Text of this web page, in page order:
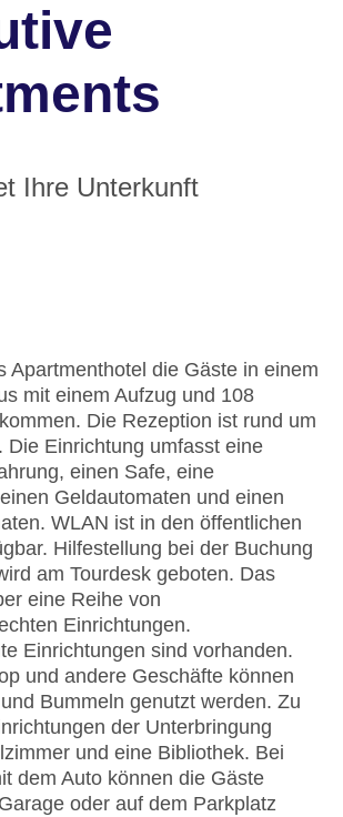
Ihre Unterkunft
Apartmenthotel die Gäste in einem
mit einem Aufzug und 108
Die Rezeption ist rund um
Die Einrichtung umfasst eine
einen Safe, eine
Geldautomaten und einen
WLAN ist in den öffentlichen
Hilfestellung bei der Buchung
am Tourdesk geboten. Das
eine Reihe von
Einrichtungen.
Einrichtungen sind vorhanden.
und andere Geschäfte können
Bummeln genutzt werden. Zu
der Unterbringung
und eine Bibliothek. Bei
dem Auto können die Gäste
oder auf dem Parkplatz